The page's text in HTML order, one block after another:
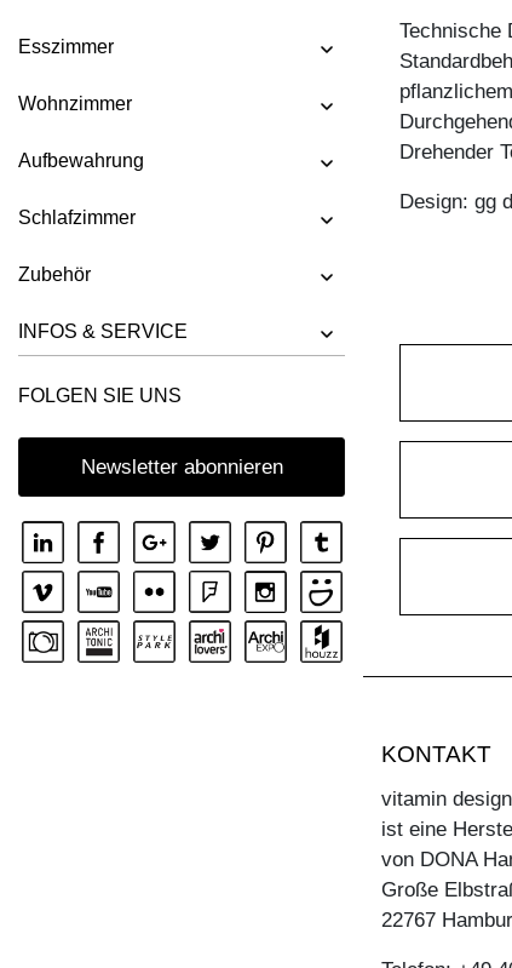
Esszimmer
Wohnzimmer
Aufbewahrung
Schlafzimmer
Zubehör
INFOS & SERVICE
FOLGEN SIE UNS
Newsletter abonnieren
Technische
Drehender
Design: gg
KONTAKT
vitamin
ist eine
von DONA
Große
22767